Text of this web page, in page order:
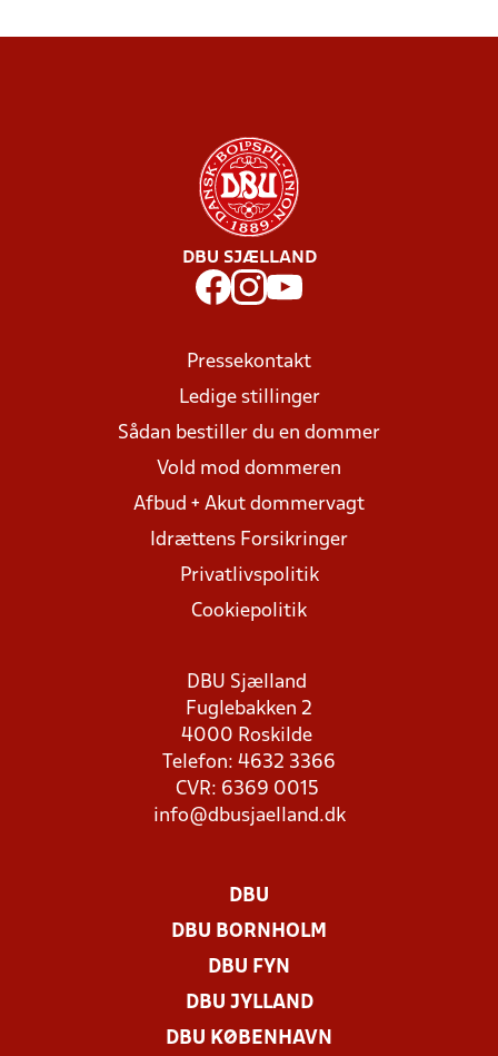
DBU SJÆLLAND
Pressekontakt
Ledige stillinger
Sådan bestiller du en dommer
Vold mod dommeren
Afbud + Akut dommervagt
Idrættens Forsikringer
Privatlivspolitik
Cookiepolitik
DBU Sjælland
Fuglebakken 2
4000 Roskilde
Telefon: 4632 3366
CVR: 6369 0015
info@dbusjaelland.dk
DBU
DBU BORNHOLM
DBU FYN
DBU JYLLAND
DBU KØBENHAVN